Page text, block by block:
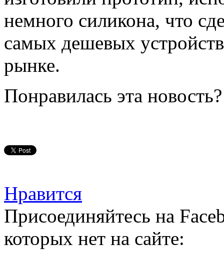
немного силикона, что
самых дешевых
рынке.
Понравилась эта
Нравится
Присоединяйтесь на
которых нет на сайте: